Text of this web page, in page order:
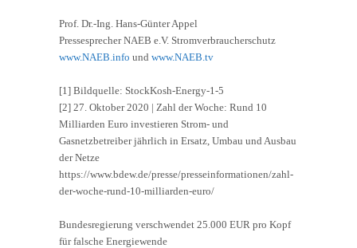
Prof. Dr.-Ing. Hans-Günter Appel
Pressesprecher NAEB e.V. Stromverbraucherschutz
www.NAEB.info und www.NAEB.tv
[1] Bildquelle: StockKosh-Energy-1-5
[2] 27. Oktober 2020 | Zahl der Woche: Rund 10
Milliarden Euro investieren Strom- und
Gasnetzbetreiber jährlich in Ersatz, Umbau und Ausbau
der Netze
https://www.bdew.de/presse/presseinformationen/zahl-
der-woche-rund-10-milliarden-euro/
Bundesregierung verschwendet 25.000 EUR pro Kopf
für falsche Energiewende